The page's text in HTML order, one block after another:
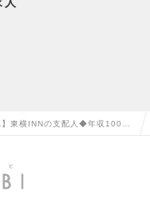
】東横INNの支配人◆年収1000万
験9割の求人情報